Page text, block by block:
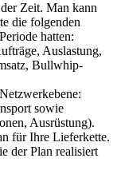
Zeit. Man kann
die folgenden
hatten:
Auslastung,
Bullwhip-
sowie
Ausrüstung).
für Ihre Lieferkette.
der Plan realisiert